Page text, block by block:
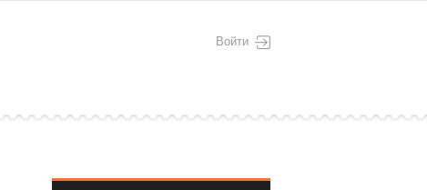
Войти